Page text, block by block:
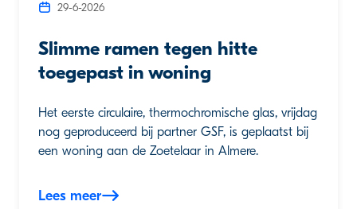
29-6-2026
Slimme ramen tegen hitte
toegepast in woning
Het eerste circulaire, thermochromische glas, vrijdag
nog geproduceerd bij partner GSF, is geplaatst bij
een woning aan de Zoetelaar in Almere.
Lees meer